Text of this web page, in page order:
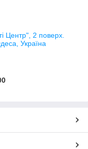
Центр", 2 поверх.
Україна